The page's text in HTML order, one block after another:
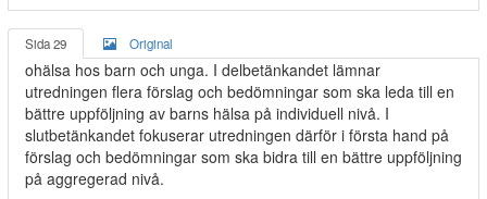
Sida 29 Original
ohälsa hos barn och unga. I delbetänkandet lämnar
utredningen flera förslag och bedömningar som ska leda till en
bättre uppföljning av barns hälsa på individuell nivå. I
slutbetänkandet fokuserar utredningen därför i första hand på
förslag och bedömningar som ska bidra till en bättre uppföljning
på aggregerad nivå.